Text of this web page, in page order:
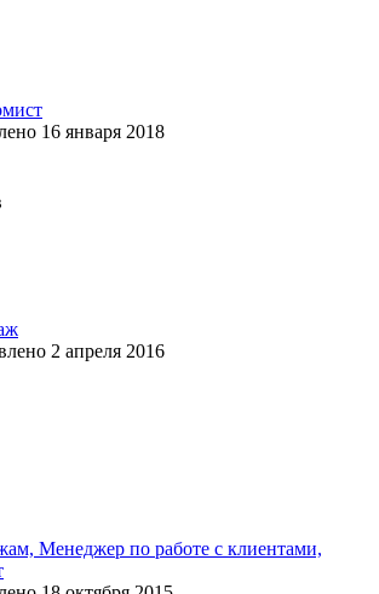
16 января 2018
2 апреля 2016
Менеджер по работе с клиентами,